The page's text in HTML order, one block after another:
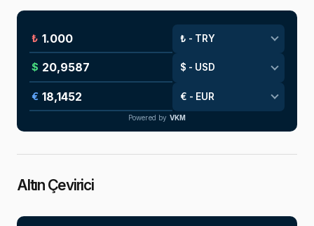
₺
$
€
Powered by VKM
Altın Çevirici